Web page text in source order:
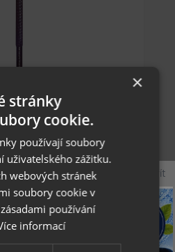
62 Kč
Zavřít
×
stránky
cookie.
používají soubory
uživatelského zážitku.
webových stránek
soubory cookie v
používání
informací